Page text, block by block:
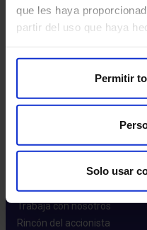
que les haya
partir del uso que haya
Permitir
Solo usar
Leer más
Sobre nosotros
Excelencia en calidad​
Trabaja con nosotros​
Rincón del accionista​